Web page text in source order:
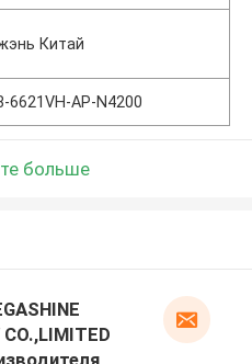
Китай
6621VH-AP-N4200
больше
CO.,LIMITED